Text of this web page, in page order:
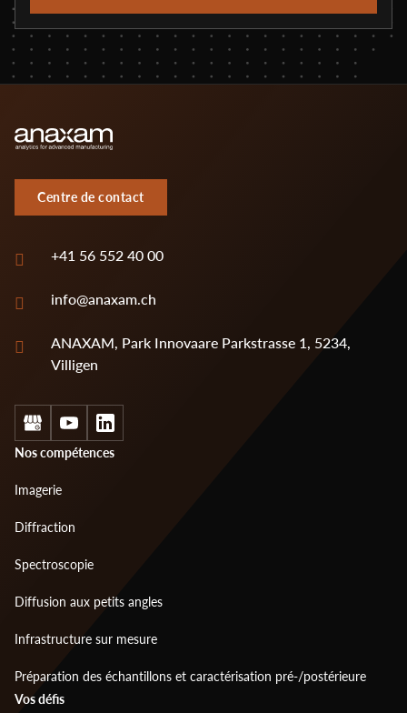
Centre de contact
+41 56 552 40 00
info@anaxam.ch
ANAXAM, Park Innovaare Parkstrasse 1, 5234,
Villigen
Social
Footer
menu
1
Nos compétences
Imagerie
Diffraction
Spectroscopie
Diffusion aux petits angles
Infrastructure sur mesure
Préparation des échantillons et caractérisation pré-/postérieure
Footer
Vos défis